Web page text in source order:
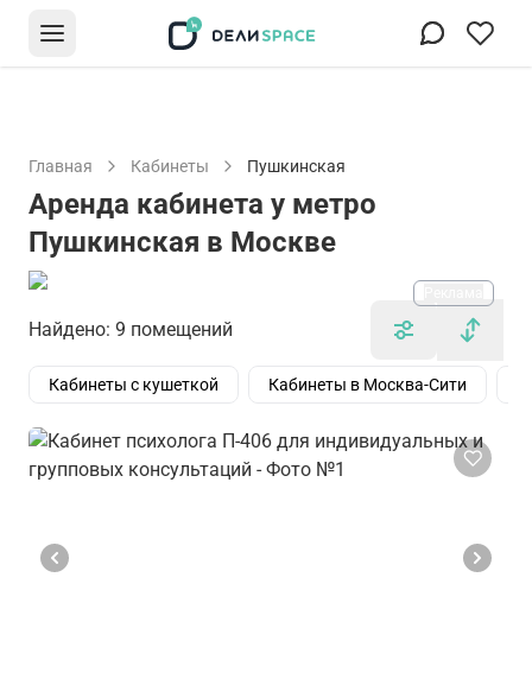
Главная Кабинеты Пушкинская
Аренда кабинета у метро
Пушкинская в Москве
Найдено: 9 помещений
Кабинеты с кушеткой Кабинеты в Москва-Сити